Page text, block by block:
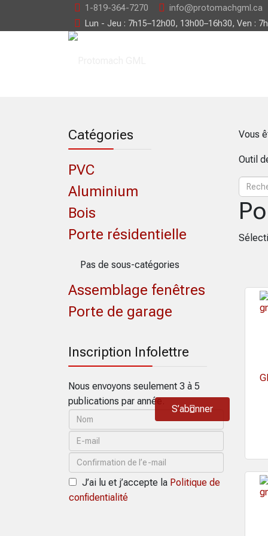
1-819-364-7270
info@protomachgml.ca
Lun - Jeu : 7h15–12h00, 13h00–16h30, Ven :
Catégories
PVC
Aluminium
Bois
Porte résidentielle
Pas de sous-catégories
Assemblage fenêtres
Porte de garage
Inscription Infolettre
Nous envoyons seulement 3 à 5
publications par année.
J’ai lu et j’accepte la Politique de
confidentialité
S’abonner
Vous
Outil